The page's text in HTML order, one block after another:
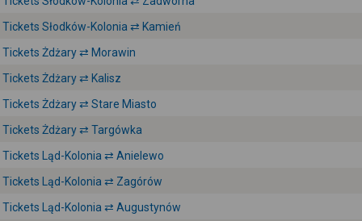
Tickets Słodków-Kolonia ⇄ Kamień
Tickets Żdżary ⇄ Morawin
Tickets Żdżary ⇄ Kalisz
Tickets Żdżary ⇄ Stare Miasto
Tickets Żdżary ⇄ Targówka
Tickets Ląd-Kolonia ⇄ Anielewo
Tickets Ląd-Kolonia ⇄ Zagórów
Tickets Ląd-Kolonia ⇄ Augustynów